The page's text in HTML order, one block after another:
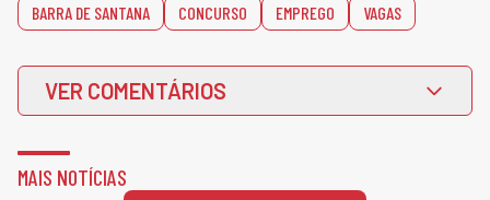
BARRA DE SANTANA CONCURSO EMPREGO VAGAS
VER COMENTÁRIOS
MAIS NOTÍCIAS